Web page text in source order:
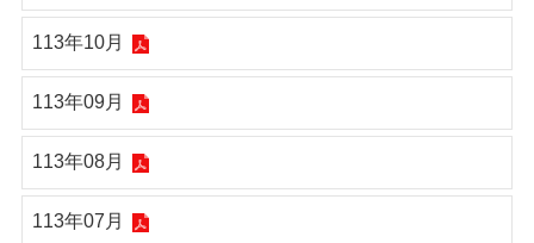
113年10月
113年09月
113年08月
113年07月